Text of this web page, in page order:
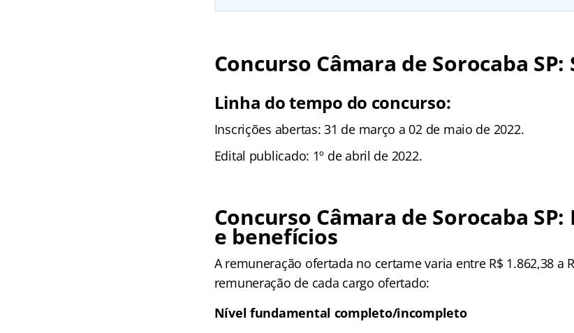
Concurso Câmara de Sorocaba
Linha do tempo do concurso:
Inscrições abertas: 31 de março a 02 de maio de 2022.
Edital publicado: 1º de abril de 2022.
Concurso Câmara de Sorocaba
e benefícios
A remuneração ofertada no certame varia entre R$ 1.862,38 a
remuneração de cada cargo ofertado:
Nível fundamental completo/incompleto